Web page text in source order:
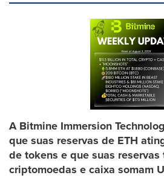
A Bitmine Immersion
que suas reservas de ETH
de tokens e que suas
criptomoedas e caixa somam